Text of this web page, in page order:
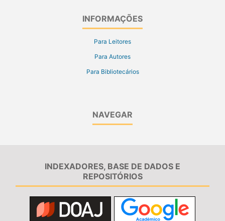
INFORMAÇÕES
Para Leitores
Para Autores
Para Bibliotecários
NAVEGAR
INDEXADORES, BASE DE DADOS E
REPOSITÓRIOS